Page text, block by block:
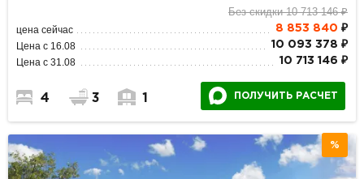
Без скидки 10 713 146 ₽
цена сейчас 8 853 840 ₽
Цена с 16.08 10 093 378 ₽
Цена с 31.08 10 713 146 ₽
4 3 1 ПОЛУЧИТЬ РАСЧЕТ
%